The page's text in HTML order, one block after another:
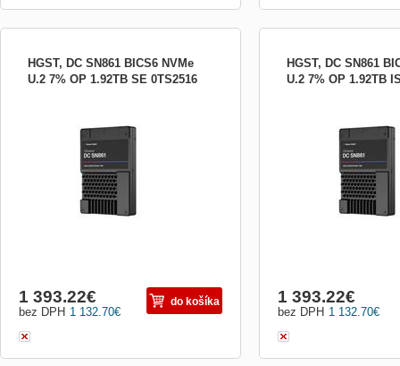
HGST, DC SN861 BICS6 NVMe
U.2 7% OP 1.92TB SE 0TS2516
U.2 7% OP 1.92TB SE
1 132.70€
bez DPH
1 393.22€ do košíka
HGST, DC SN861
U.2 7% OP 1.92TB
U.2 7% OP 1.92TB ISE
1 132.70€
bez DPH
1 393.22€